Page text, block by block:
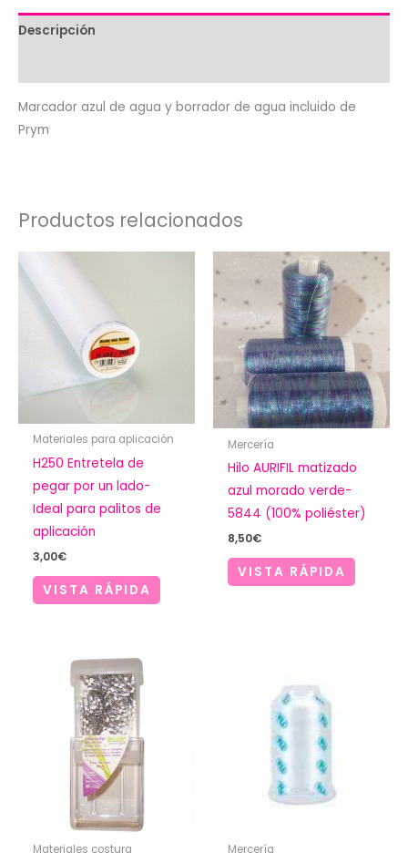
incluido
Descripción
Marcador azul de agua y borrador de agua incluido de
Prym
Productos relacionados
Materiales para aplicación
H250 Entretela de
pegar por un lado-
Ideal para palitos de
aplicación
3,00€
VISTA RÁPIDA
Mercería
Hilo AURIFIL matizado
azul morado verde-
5844 (100% poliéster)
8,50€
VISTA RÁPIDA
Materiales costura Mercería